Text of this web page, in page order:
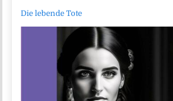
Die lebende Tote